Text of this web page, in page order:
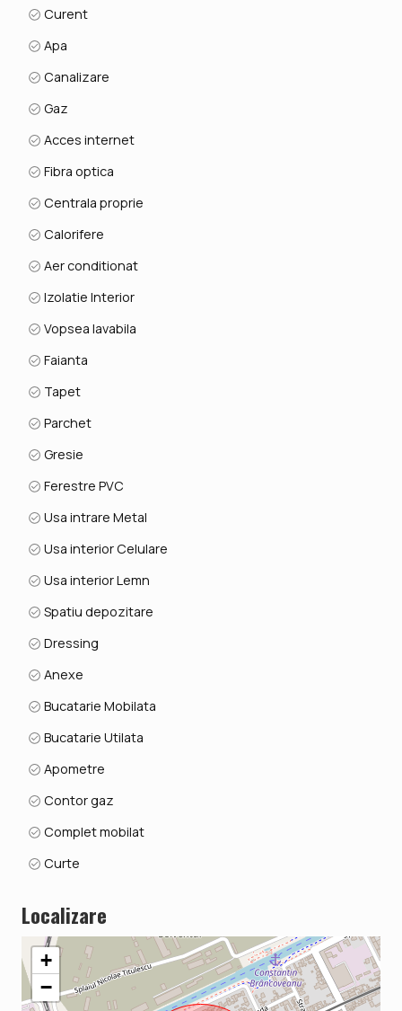
Curent
Apa
Canalizare
Gaz
Acces internet
Fibra optica
Centrala proprie
Calorifere
Aer conditionat
Izolatie Interior
Vopsea lavabila
Faianta
Tapet
Parchet
Gresie
Ferestre PVC
Usa intrare Metal
Usa interior Celulare
Usa interior Lemn
Spatiu depozitare
Dressing
Anexe
Bucatarie Mobilata
Bucatarie Utilata
Apometre
Contor gaz
Complet mobilat
Curte
Localizare
+
−